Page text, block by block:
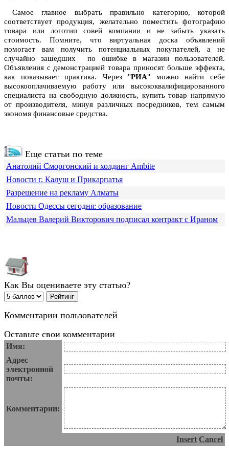
Самое главное выбрать правильно категорию, которой
соответствует продукция, желательно поместить фотографию
товара или логотип совей компании и не забыть указать
стоимость. Помните, что виртуальная доска объявлений
помогает вам получить потенциальных покупателей, а не
случайно зашедших по ошибке в магазин пользователей.
Объявления с демонстрацией товара приносят больше эффекта,
как показывает практика. Через "РИА" можно найти себе
высокооплачиваемую работу или высококвалифицированного
специалиста на свободную должность, купить товар напрямую
от производителя, минуя различных посредников, тем самым
экономя финансовые средства.
Еще статьи по теме
Анатолий Сморгонский и холдинг Ambite
Новости г. Калуш и Прикарпатья
Разрешение на рекламу Алматы
Новости Одессы сегодня: образование
Мальцев Валерий Викторович подписал контракт с Ираном
Как Вы оцениваете эту статью?
Комментарии пользователей
Оставьте свои комментарии
Имя:
Адрес
электронной
почты:
Комментарии:
Insert Cancel